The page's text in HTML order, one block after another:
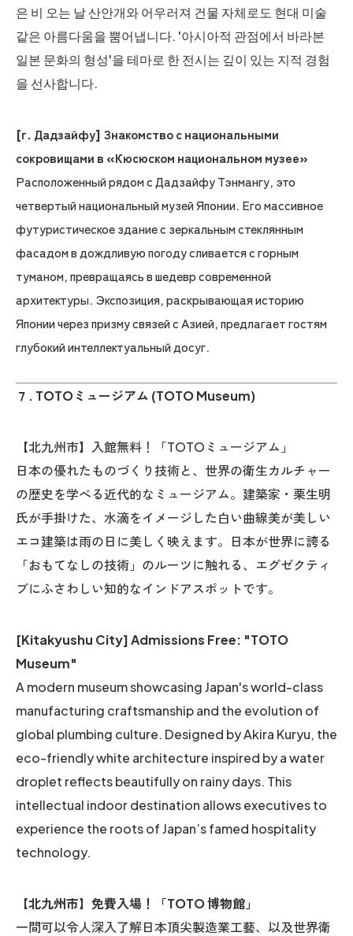
은 비 오는 날 산안개와 어우러져 건물 자체로도 현대 미술
같은 아름다움을 뿜어냅니다. '아시아적 관점에서 바라본
일본 문화의 형성'을 테마로 한 전시는 깊이 있는 지적 경험
을 선사합니다.
[г. Дадзайфу] Знакомство с национальными
сокровищами в «Кюсюском национальном музее»
Расположенный рядом с Дадзайфу Тэнмангу, это
четвертый национальный музей Японии. Его массивное
футуристическое здание с зеркальным стеклянным
фасадом в дождливую погоду сливается с горным
туманом, превращаясь в шедевр современной
архитектуры. Экспозиция, раскрывающая историю
Японии через призму связей с Азией, предлагает гостям
глубокий интеллектуальный досуг.
７. TOTOミュージアム (TOTO Museum)
【北九州市】入館無料！「TOTOミュージアム」
日本の優れたものづくり技術と、世界の衛生カルチャー
の歴史を学べる近代的なミュージアム。建築家・栗生明
氏が手掛けた、水滴をイメージした白い曲線美が美しい
エコ建築は雨の日に美しく映えます。日本が世界に誇る
「おもてなしの技術」のルーツに触れる、エグゼクティ
ブにふさわしい知的なインドアスポットです。
[Kitakyushu City] Admissions Free: "TOTO
Museum"
A modern museum showcasing Japan's world-class
manufacturing craftsmanship and the evolution of
global plumbing culture. Designed by Akira Kuryu, the
eco-friendly white architecture inspired by a water
droplet reflects beautifully on rainy days. This
intellectual indoor destination allows executives to
experience the roots of Japan’s famed hospitality
technology.
【北九州市】免費入場！「TOTO 博物館」
一間可以令人深入了解日本頂尖製造業工藝、以及世界衛